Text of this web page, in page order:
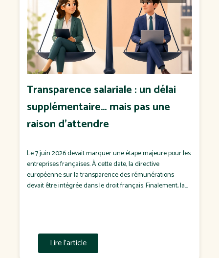
Transparence salariale : un délai
supplémentaire… mais pas une
raison d'attendre
Le 7 juin 2026 devait marquer une étape majeure pour les
entreprises françaises. À cette date, la directive
européenne sur la transparence des rémunérations
devait être intégrée dans le droit français. Finalement, la
Lire l'article